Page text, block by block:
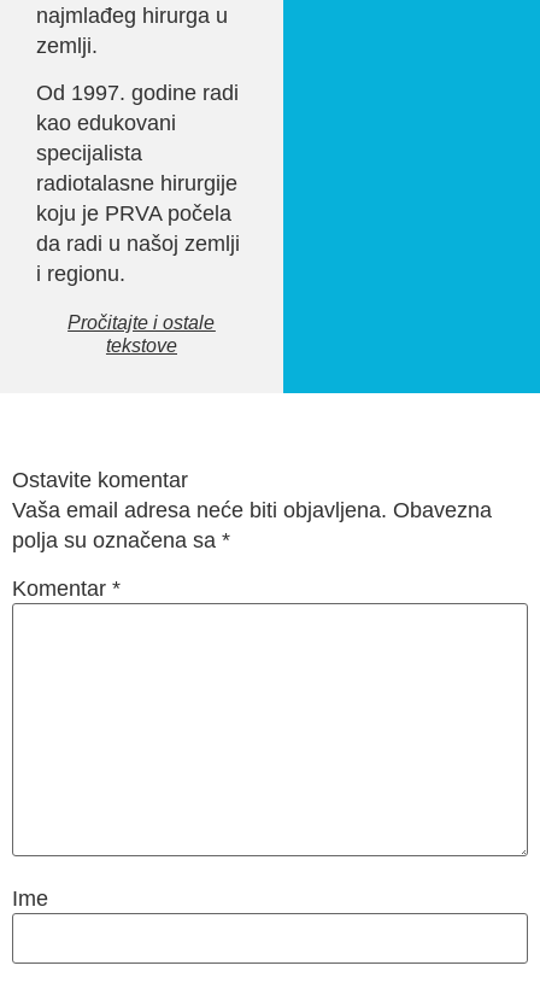
najmlađeg hirurga u
zemlji.
Od 1997. godine radi
kao edukovani
specijalista
radiotalasne hirurgije
koju je PRVA počela
da radi u našoj zemlji
i regionu.
Pročitajte i ostale
tekstove
Ostavite komentar
Vaša email adresa neće biti objavljena. Obavezna
polja su označena sa *
Komentar *
Ime